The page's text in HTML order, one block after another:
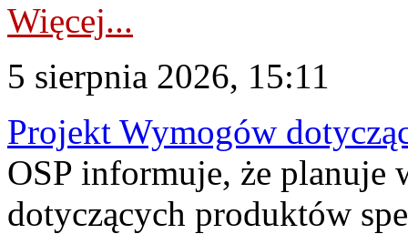
Więcej...
5 sierpnia 2026, 15:11
Projekt Wymogów
OSP informuje, że planuje
dotyczących produktów